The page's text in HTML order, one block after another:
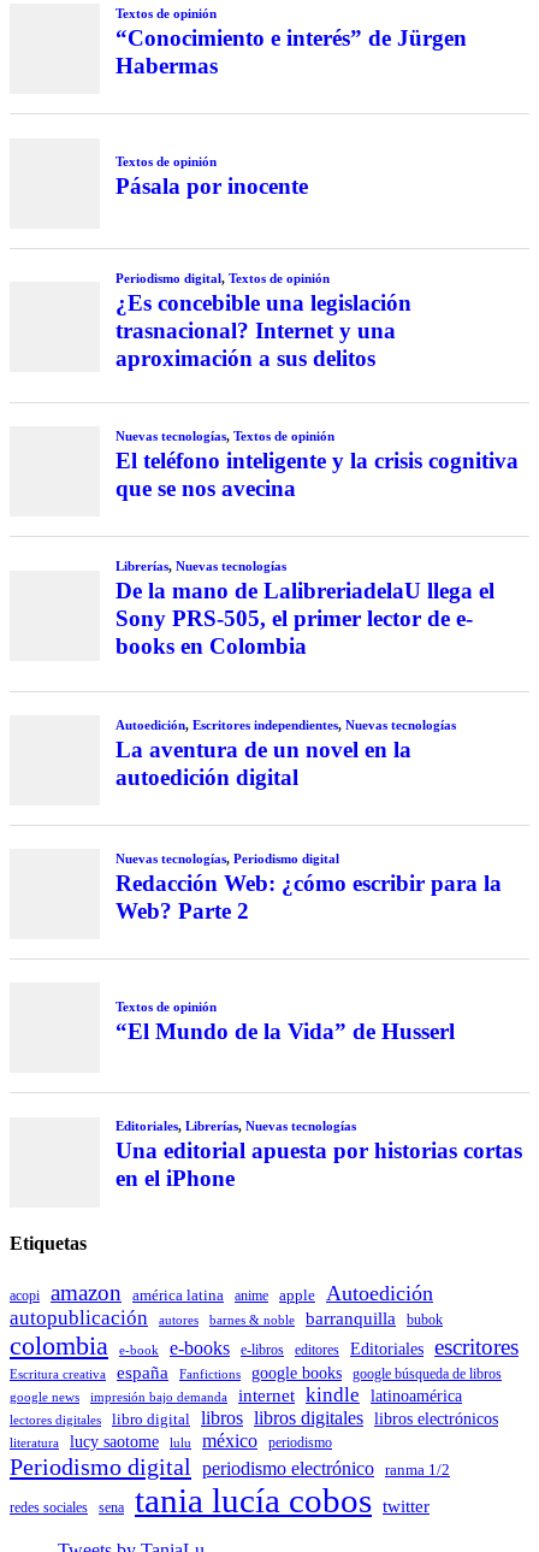
Textos de opinión
“Conocimiento e interés” de Jürgen
Habermas
Textos de opinión
Pásala por inocente
Periodismo digital, Textos de opinión
¿Es concebible una legislación
trasnacional? Internet y una
aproximación a sus delitos
Nuevas tecnologías, Textos de opinión
El teléfono inteligente y la crisis cognitiva
que se nos avecina
Librerías, Nuevas tecnologías
De la mano de LalibreriadelaU llega el
Sony PRS-505, el primer lector de e-
books en Colombia
Autoedición, Escritores independientes, Nuevas tecnologías
La aventura de un novel en la
autoedición digital
Nuevas tecnologías, Periodismo digital
Redacción Web: ¿cómo escribir para la
Web? Parte 2
Textos de opinión
“El Mundo de la Vida” de Husserl
Editoriales, Librerías, Nuevas tecnologías
Una editorial apuesta por historias cortas
en el iPhone
Etiquetas
acopi amazon américa latina anime apple Autoedición
autopublicación autores barnes & noble barranquilla bubok
colombia e-book e-books e-libros editores Editoriales escritores
Escritura creativa españa Fanfictions google books google búsqueda de libros
google news impresión bajo demanda internet kindle latinoamérica
lectores digitales libro digital libros libros digitales libros electrónicos
literatura lucy saotome lulu méxico periodismo
Periodismo digital periodismo electrónico ranma 1/2
redes sociales sena tania lucía cobos twitter